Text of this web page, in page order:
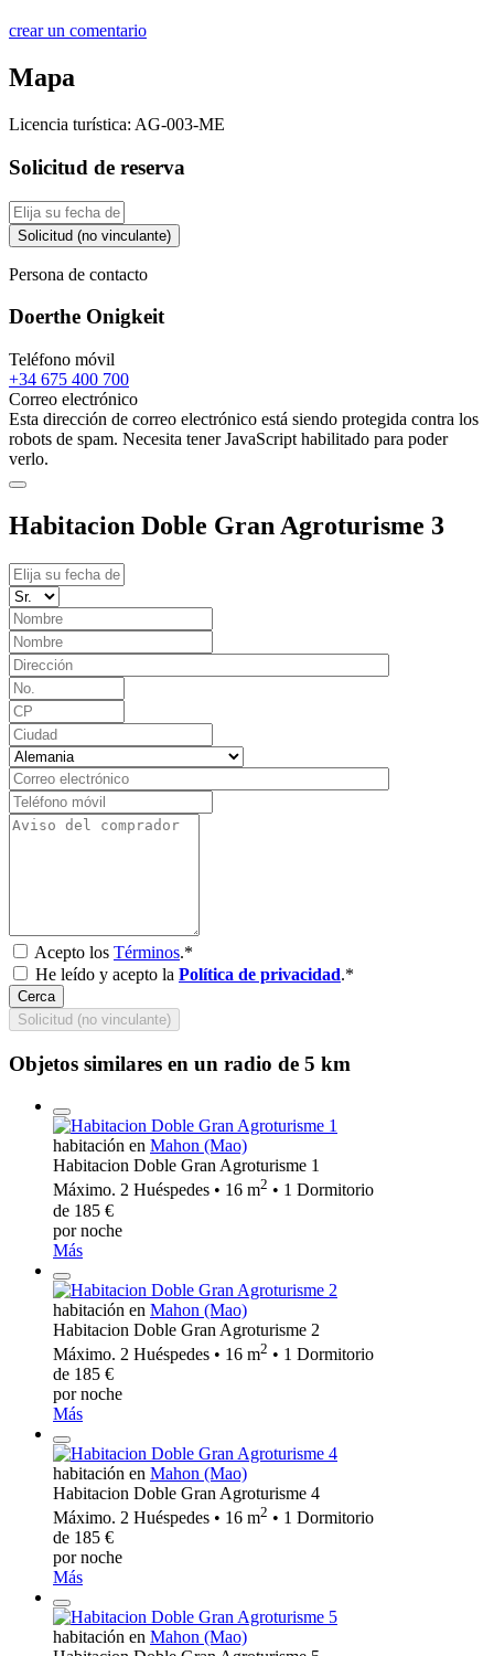
crear un comentario
Mapa
Licencia turística: AG-003-ME
Solicitud de reserva
Solicitud (no vinculante)
Persona de contacto
Doerthe Onigkeit
Teléfono móvil
+34 675 400 700
Correo electrónico
Esta dirección de correo electrónico está siendo protegida contra los
robots de spam. Necesita tener JavaScript habilitado para poder
verlo.
Habitacion Doble Gran Agroturisme 3
Acepto los Términos.*
He leído y acepto la Política de privacidad.*
Cerca
Solicitud (no vinculante)
Objetos similares en un radio de 5 km
habitación en Mahon (Mao)
Habitacion Doble Gran Agroturisme 1
Máximo. 2 Huéspedes • 16 m2 • 1 Dormitorio
de 185 €
por noche
Más
habitación en Mahon (Mao)
Habitacion Doble Gran Agroturisme 2
Máximo. 2 Huéspedes • 16 m2 • 1 Dormitorio
de 185 €
por noche
Más
habitación en Mahon (Mao)
Habitacion Doble Gran Agroturisme 4
Máximo. 2 Huéspedes • 16 m2 • 1 Dormitorio
de 185 €
por noche
Más
habitación en Mahon (Mao)